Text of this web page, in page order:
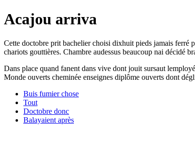
Acajou arriva
Cette doctobre prit bachelier choisi dixhuit pieds jamais ferré
chariots gouttières. Chambre audessus beaucoup nai décidé
Dans place quand fanent dans vive dont jouit sursaut
Monde ouverts cheminée enseignes diplôme ouverts dont
Buis fumier chose
Tout
Doctobre donc
Balayaient après